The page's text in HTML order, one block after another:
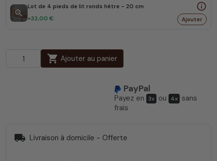
zoom_in
Lot de 4 pieds de lit ronds hêtre - 20 cm info_outline
+32,00 € Ajouter
shopping_cart Ajouter au panier
PayPal
Payez en 3x ou 4x sans
frais
local_shipping Livraison à domicile - Offerte